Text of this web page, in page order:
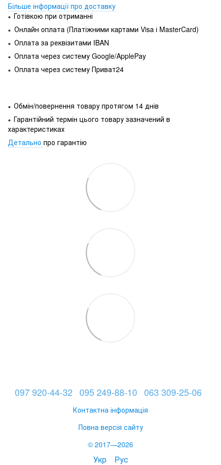
Більше інформації про доставку
● Готівкою при отриманні
● Онлайн оплата (Платіжними картами Visa і MasterCard)
● Оплата за реквізитами IBAN
● Оплата через систему Google/ApplePay
● Оплата через систему Приват24
● Обмін/повернення товару протягом 14 днів
● Гарантійний термін цього товару зазначений в
характеристиках
Детально про гарантію
097 920-44-32 095 249-88-10 063 309-25-06
Контактна інформація
Повна версія сайту
© 2017—2026
Укр Рус